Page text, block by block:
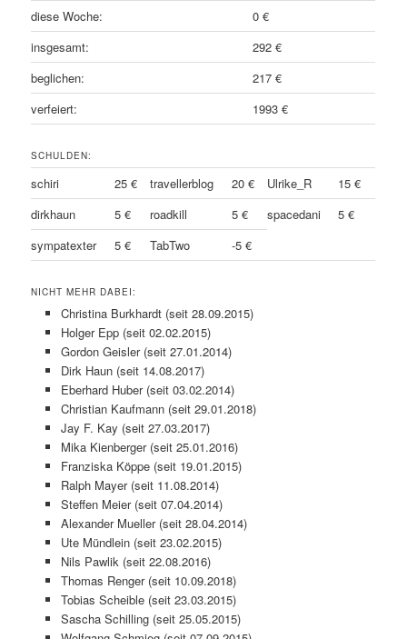
diese Woche:
0 €
insgesamt:
292 €
beglichen:
217 €
verfeiert:
1993 €
SCHULDEN:
schiri 25 € travellerblog 20 € Ulrike_R
15 €
dirkhaun
5 € roadkill 5 € spacedani
5 €
sympatexter
5 € TabTwo -5 €
NICHT MEHR DABEI:
Christina Burkhardt (seit 28.09.2015)
Holger Epp (seit 02.02.2015)
Gordon Geisler (seit 27.01.2014)
Dirk Haun (seit 14.08.2017)
Eberhard Huber (seit 03.02.2014)
Christian Kaufmann (seit 29.01.2018)
Jay F. Kay (seit 27.03.2017)
Mika Kienberger (seit 25.01.2016)
Franziska Köppe (seit 19.01.2015)
Ralph Mayer (seit 11.08.2014)
Steffen Meier (seit 07.04.2014)
Alexander Mueller (seit 28.04.2014)
Ute Mündlein (seit 23.02.2015)
Nils Pawlik (seit 22.08.2016)
Thomas Renger (seit 10.09.2018)
Tobias Scheible (seit 23.03.2015)
Sascha Schilling (seit 25.05.2015)